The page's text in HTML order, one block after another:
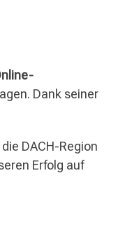
Dank seiner
DACH-Region
Erfolg auf